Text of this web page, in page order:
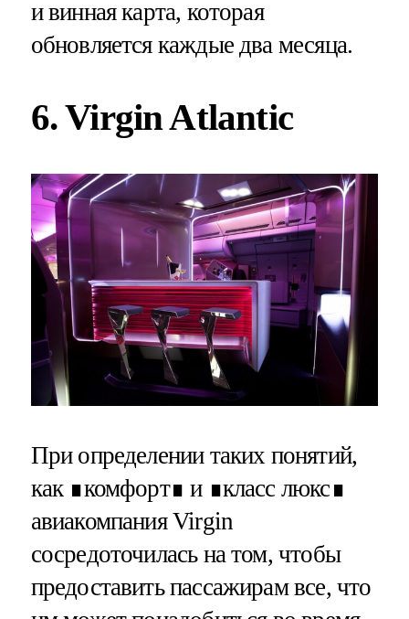
и винная карта, которая
обновляется каждые два месяца.
6. Virgin Atlantic
При определении таких понятий,
как ∎комфорт∎ и ∎класс люкс∎
авиакомпания Virgin
сосредоточилась на том, чтобы
предоставить пассажирам все, что